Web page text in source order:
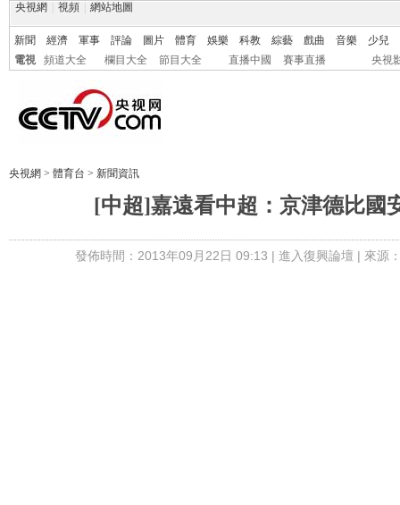
央視網 視頻 網站地圖
新聞 經濟 軍事 評論 圖片 體育 娛樂 科教 綜藝 戲曲 音樂
少兒
電視
頻道大全 欄目大全 節目大全 直播中國 賽事直播 央視
央視網 > 體育台 > 新聞資訊
[中超]嘉遠看中超：京津德比國
發佈時間：2013年09月22日 09:13 | 進入復興論壇 | 來源